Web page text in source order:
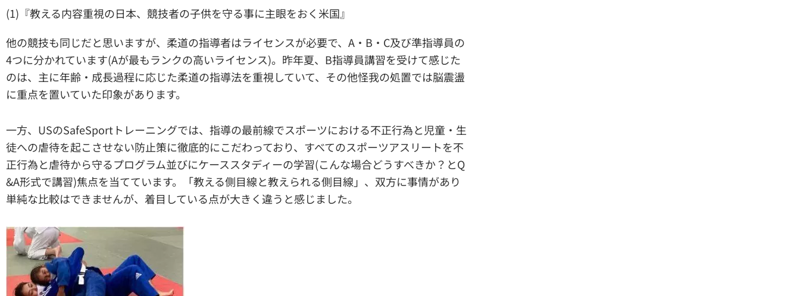
(1)『教える内容重視の日本、競技者の子供を守る事に主眼をおく米国』
他の競技も同じだと思いますが、柔道の指導者はライセンスが必要で、A・B・C及び準指導員の
4つに分かれています(Aが最もランクの高いライセンス)。昨年夏、B指導員講習を受けて感じた
のは、主に年齢・成長過程に応じた柔道の指導法を重視していて、その他怪我の処置では脳震盪
に重点を置いていた印象があります。
一方、USのSafeSportトレーニングでは、指導の最前線でスポーツにおける不正行為と児童・生
徒への虐待を起こさせない防止策に徹底的にこだわっており、すべてのスポーツアスリートを不
正行為と虐待から守るプログラム並びにケーススタディーの学習(こんな場合どうすべきか？とQ
&A形式で講習)焦点を当てています。「教える側目線と教えられる側目線」、双方に事情があり
単純な比較はできませんが、着目している点が大きく違うと感じました。